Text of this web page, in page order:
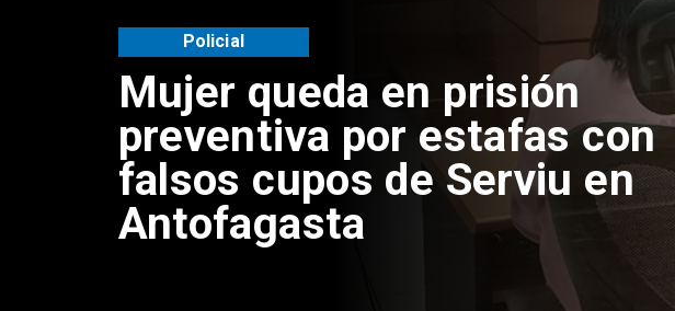
Mujer queda en prisión
preventiva por estafas con
falsos cupos de Serviu en
Antofagasta
Policial